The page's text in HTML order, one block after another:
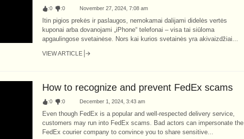
:0 :0 November 27, 2024, 7:08 am
Itin pigios prekės ir paslaugos, nemokamai dalijami didelės vertės
kuponai arba dovanojami „iPhone“ telefonai – visa tai siūloma
apgaulingose svetainėse. Nors kai kurios svetainės yra akivaizdžiai...
VIEW ARTICLE
How to recognize and prevent FedEx scams
:0 :0 December 1, 2024, 3:43 am
Even though FedEx is a popular and well-respected delivery service,
customers may run into FedEx scams. Bad actors can impersonate the
FedEx courier company to convince you to share sensitive...